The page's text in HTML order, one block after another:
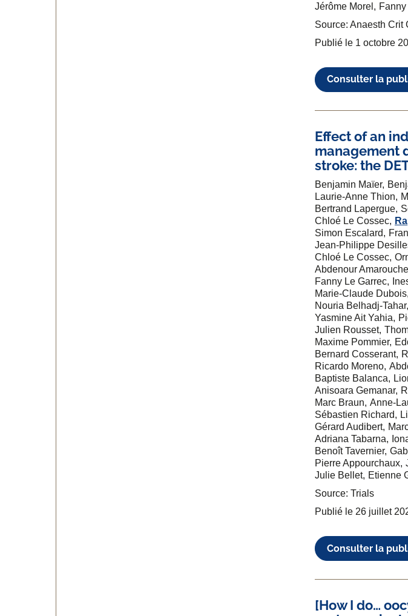
Jérôme Morel
Source: Anaesth Crit
Publié le 1 octobre
Consulter la
Effect of an
management
stroke: the
Benjamin Maïer
Laurie-Anne Thion
Bertrand Lapergue
Chloé Le Cossec
Simon Escalard
Jean-Philippe
Chloé Le Cossec
Abdenour Amarouche
Fanny Le Garrec
Marie-Claude Dubois
Nouria Belhadj-Tahar
Yasmine Ait Yahia
Julien Rousset
Maxime Pommier
Bernard Cosserant
Ricardo Moreno
Baptiste Balanca
Anisoara Gemanar
Marc Braun Anne-
Sébastien Richard
Gérard Audibert
Adriana Tabarna
Benoît Tavernier
Pierre Appourchaux
Julie Bellet
Etienne
Source: Trials
Publié le 26 juillet
Consulter la
[How I do…